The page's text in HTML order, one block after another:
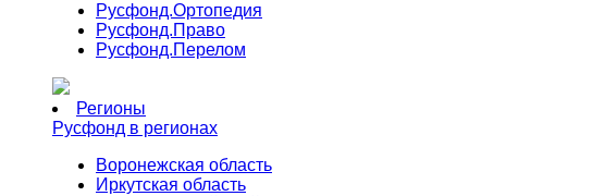
Русфонд.Ортопедия
Русфонд.Право
Русфонд.Перелом
Регионы
Русфонд в регионах
Воронежская область
Иркутская область